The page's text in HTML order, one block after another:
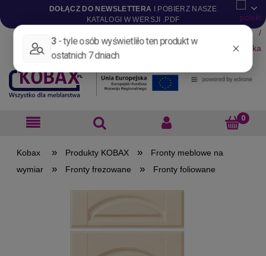
DOŁĄCZ DO NEWSLETTERA I POBIERZ NASZE
KATALOGI W WERSJI .PDF
Aktualności Nowości Promocje Wyprzedaże
Pliki do pobrania
Materiały dla projektantów
» Produkty KOBAX »
Fronty meblowe na
wymiar
» Fronty frezowane » Fronty foliowane